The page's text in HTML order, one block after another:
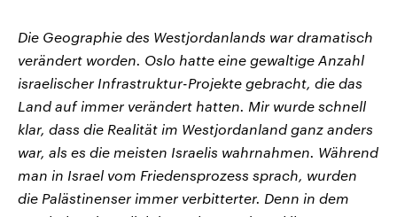
Die Geographie des Westjordanlands war dramatisch
verändert worden. Oslo hatte eine gewaltige Anzahl
israelischer Infrastruktur-Projekte gebracht, die das
Land auf immer verändert hatten. Mir wurde schnell
klar, dass die Realität im Westjordanland ganz anders
war, als es die meisten Israelis wahrnahmen. Während
man in Israel vom Friedensprozess sprach, wurden
die Palästinenser immer verbitterter. Denn in dem